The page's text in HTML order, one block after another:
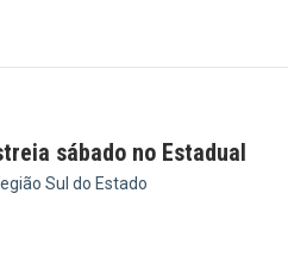
sábado no Estadual
Sul do Estado